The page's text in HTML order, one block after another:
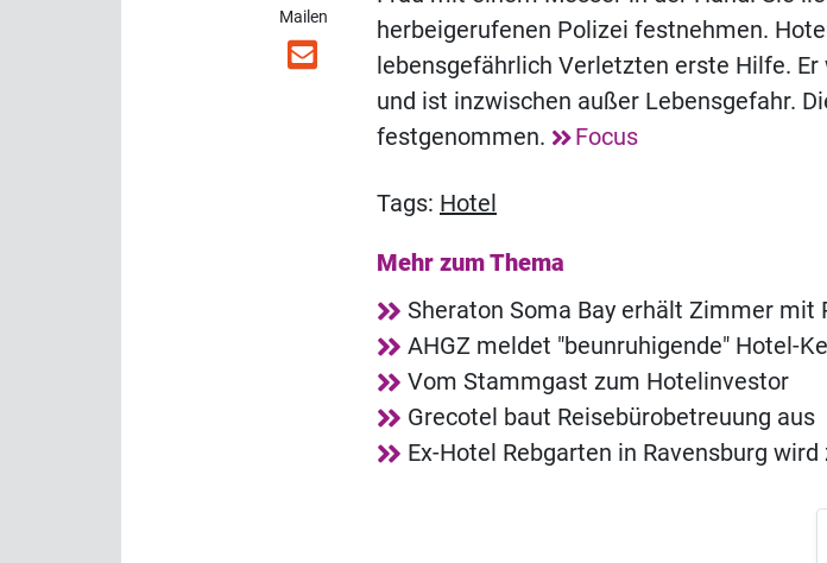
Mailen
herbeigerufenen Polizei festnehmen.
lebensgefährlich Verletzten erste Hilfe.
und ist inzwischen außer Lebensgefahr.
festgenommen.
Focus
Tags: Hotel
Mehr zum Thema
Sheraton Soma Bay erhält Zimmer mit
AHGZ meldet "beunruhigende" Hotel-
Vom Stammgast zum Hotelinvestor
Grecotel baut Reisebürobetreuung aus
Ex-Hotel Rebgarten in Ravensburg